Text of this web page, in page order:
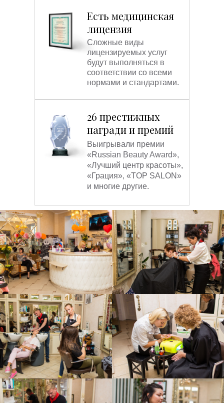
Есть медицинская
лицензия
Сложные виды
лицензируемых услуг
будут выполняться в
соответствии со всеми
нормами и стандартами.
26 престижных
награди и премий
Выигрывали премии
«Russian Beauty Award»,
«Лучший центр красоты»,
«Грация», «TOP SALON»
и многие другие.